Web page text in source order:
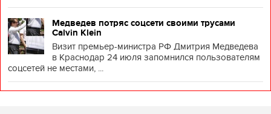
Медведев потряс соцсети своими трусами
Calvin Klein
Визит премьер-министра РФ Дмитрия Медведева
в Краснодар 24 июля запомнился пользователям
соцсетей не местами, ...